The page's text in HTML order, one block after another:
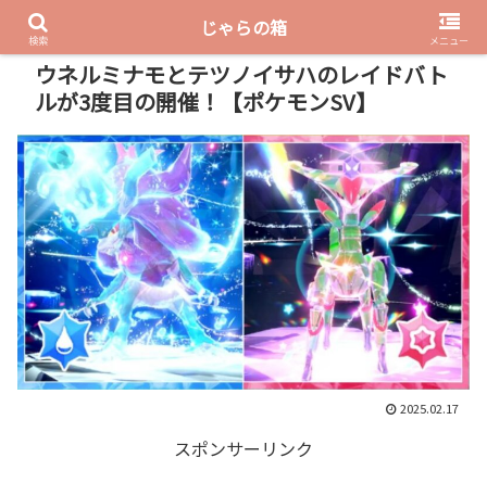
PR
ウネルミナモとテツノイサハのレイドバト
ルが3度目の開催！【ポケモンSV】
2025.02.17
スポンサーリンク
検索
じゃらの箱
メニュー